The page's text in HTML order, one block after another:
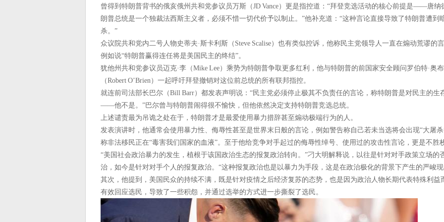
曾得到特朗普背书的俄亥俄州共和党参议员万斯（JD Vance）更是指控道：“拜登竞选活动的核心前提是——唐纳
朗普总统是一个独裁法西斯主义者，必须不惜一切代价予以制止。”他补充道：“这种言论直接导致了特朗普遭到
杀。”
众议院共和党内二号人物史蒂夫·斯卡利斯（Steve Scalise）也有类似控诉，他称民主党领导人一直在煽动荒谬的
例如说“特朗普赢得连任将是美国民主的终结”。
犹他州共和党参议员迈克·李（Mike Lee）乘势为特朗普争取更多红利，他与特朗普的前国家安全顾问罗伯特·奥
（Robert O’Brien）一起呼吁拜登撤销对这位前总统的所有联邦指控。
就连前司法部长巴尔（Bill Barr）都发表声明说：“民主党必须停止极其不负责任的言论，称特朗普是对民主的生
——他不是。”巴尔曾与特朗普闹得很不愉快，但他依然决定支持特朗普竞选总统。
上述谴责最为吊诡之处在于，特朗普才是最爱使用暴力措辞甚至煽动极端行为的人。
发表演讲时，他通常会使用暴力性、侮辱性甚至是世界末日般的言论，例如警告称自己若未当选将会出现“大屠
称非法移民正在“毒害我们国家的血液”。至于他给竞争对手起过的侮辱性绰号、使用过的攻击性言论，更是不胜
“美国社会政治暴力的发生，植根于该国政治生态的报复政治转向。”刁大明解释说，以往是针对对手政策立场的
治，如今是针对对手个人的报复政治。“这种报复政治也是以暴力为手段，这是在政治极化的背景下产生的严峻
其次，他提到，美国民众的持续不满，既是针对疫情之后经济复苏的态势，也是因为政治人物长期代表特殊利益
有效回应选民，导致了一些积怨，并通过选举的方式进一步撕裂了选民。